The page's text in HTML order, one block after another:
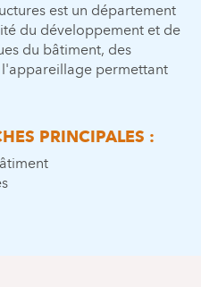
est un département
du développement et de
du bâtiment, des
permettant
PRINCIPALES :